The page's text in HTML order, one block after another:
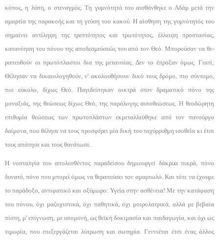
κόπος, η λύπη, ο στεναγμός. Τη γυμνότητά του αισθάνθηκε ο Αδάμ μετά την
αμαρτία της παρακοής και τη γεύση του κακού. Η αίσθηση της γυμνότητός του
σημαίνει αντίληψη της τρεπτότητος και τρωτότητος, έλλειψη προστασίας,
κατανόηση του πόνου της αποδεσμεύσεώς του από τον Θεό. Μπορούσαν να θε­
ραπευθούν οι πρωτόπλαστοι δια της μετανοίας. Δεν το έπραξαν όμως. Γιατί;
Θέλησαν να δικαιολογηθούν, ν' ακολουθήσουν δικό τους δρόμο, πιο σύντομο,
πιο εύκολο, δίχως Θεό. Παγιδεύτηκαν οικτρά στον δρα­ματικό πόνο της
μοναξιάς, της θεώσεως δίχως Θεό, της παράλογης αυτοθεώσεως. Η θεοδώρητη
επιθυμία θεώσεως των πρωτοπλάστων εκμεταλλεύθηκε από τον πανούργο
δαίμονα, που θέλησε να τους προσφέρει μία δική του ταχύρρυθμη ισοθεΐα κι έτσι
τους απάτησε και τους θανάτωσε.
Η νοσταλγία του απολεσθέντος παραδείσου δη­μιουργεί δάκρυα πικρά, πόνο
δυνατό, πόνο που μπο­ρεί όμως να θεραπεύσει τον αμαρτωλό. Και τότε να έχουμε
το παράδοξο, αντιφατικό και οξύμωρο: Υγεία στην ασθένεια! Με την κατάφαση
του πόνου, όχι μα­ζοχιστικά, όχι παθητικά, όχι μοιρολατρικά, αλλά με βεβαία
πίστη, μ' επίγνωση, με υπομονή, ως θεϊκή δο­κιμασία και παιδαγωγία, και όχι ως
τιμωρία, που επε­ξεργάζεται λύτρωση και σωτηρία. Γεννιέται έτσι ένας άλλος